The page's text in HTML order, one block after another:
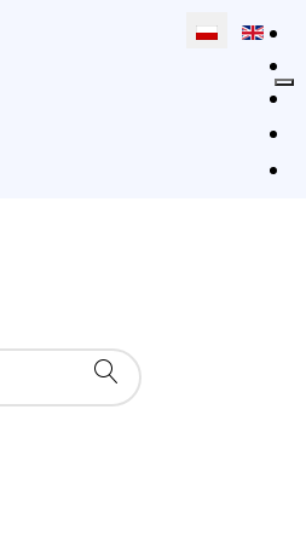
Wybierz